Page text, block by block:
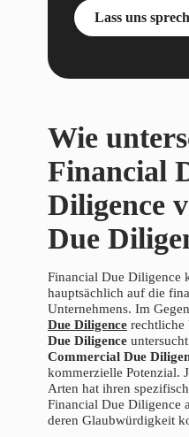
Lass uns
Wie
Financial
Diligence
Due
Financial Due Diligence
hauptsächlich auf die
Unternehmens. Im
Due Diligence rechtliche
Due Diligence
Commercial Due
kommerzielle Potenzial.
Arten hat ihren
Financial Due Diligence
deren Glaubwürdigkeit